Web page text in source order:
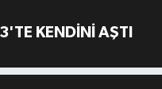
KENDİNİ AŞTI